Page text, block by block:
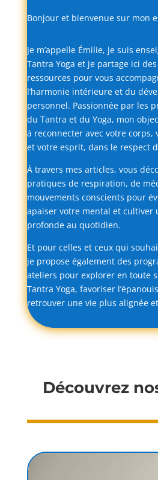
Bonjour et bienvenue sur mon
Je m’appelle Émilie, je suis
Tantra Yoga et je partage ici des
ressources pour vous
l’harmonie intérieure et du
personnel. Passionnée par les
du Tantra et du Yoga, mon
à reconnecter avec votre corps,
et votre esprit, dans le respect
À travers mes articles, vous
pratiques de respiration, de
mouvements conscients pour
apaiser votre mental et cultiver
profonde au quotidien.
Et pour celles et ceux qui
je propose également des
ateliers pour explorer en toute
Tantra Yoga, favoriser
retrouver une vie plus alignée et
Découvrez